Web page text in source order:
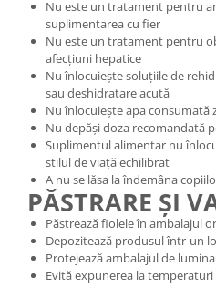
Nu este un tratament pentru
suplimentarea cu fier
Nu este un tratament pentru
afecțiuni hepatice
Nu înlocuiește soluțiile de
sau deshidratare acută
Nu înlocuiește apa consumată
Nu depăși doza recomandată
Suplimentul alimentar nu
stilul de viață echilibrat
A nu se lăsa la îndemâna
PĂSTRARE ȘI
Păstrează fiolele în ambalajul
Depozitează produsul într-un
Protejează ambalajul de
Evită expunerea la